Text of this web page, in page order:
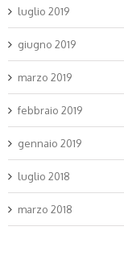
luglio 2019
giugno 2019
marzo 2019
febbraio 2019
gennaio 2019
luglio 2018
marzo 2018